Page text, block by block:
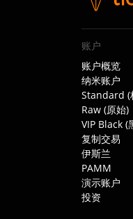
账户
账户概览
纳米账户
Standard (
Raw (原始)
VIP Black (
复制交易
伊斯兰
PAMM
演示账户
投资